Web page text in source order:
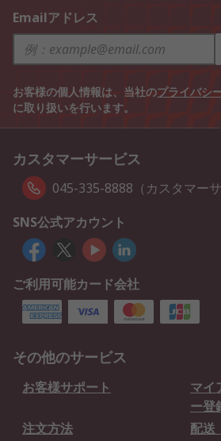
Emailアドレス
お客様の個人情報は、当社のプライバシ
に取り扱いを行います。
カスタマーサービス
045-335-8888（カスタマーサ
SNS公式アカウント
ご利用可能カード会社
その他のサービス
お客様サポート
マイ
ー登
注文方法
配送